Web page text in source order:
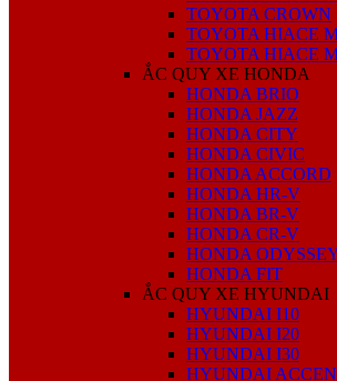
TOYOTA CROWN
TOYOTA HIACE
TOYOTA HIACE
ẮC QUY XE HONDA
HONDA BRIO
HONDA JAZZ
HONDA CITY
HONDA CIVIC
HONDA ACCORD
HONDA HR-V
HONDA BR-V
HONDA CR-V
HONDA
HONDA FIT
ẮC QUY XE HYUNDAI
HYUNDAI I10
HYUNDAI I20
HYUNDAI I30
HYUNDAI